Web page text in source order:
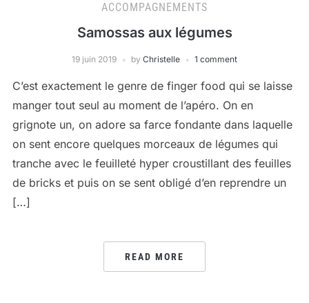
ACCOMPAGNEMENTS
Samossas aux légumes
19 juin 2019 by Christelle 1 comment
C’est exactement le genre de finger food qui se laisse
manger tout seul au moment de l’apéro. On en
grignote un, on adore sa farce fondante dans laquelle
on sent encore quelques morceaux de légumes qui
tranche avec le feuilleté hyper croustillant des feuilles
de bricks et puis on se sent obligé d’en reprendre un
[…]
READ MORE